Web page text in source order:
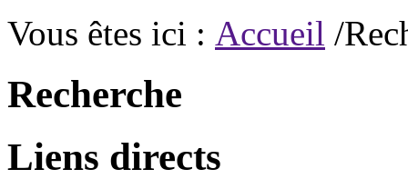
Vous êtes ici : Accueil /
Recherche
Liens directs